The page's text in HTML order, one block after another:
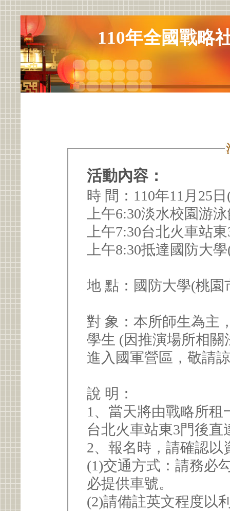
110年全國戰略
活動內容：
時 間：110年11月25
上午6:30淡水校園游
上午7:30台北火車站
上午8:30抵達國防大
地 點：國防大學(桃
對 象：本所師生為主
學生 (因推演場所相
進入國軍營區，敬請
說 明：
1、當天將由戰略所
台北火車站東3門後
2、報名時，請確認
(1)交通方式：請務必
必提供車號。
(2)請備註英文程度以